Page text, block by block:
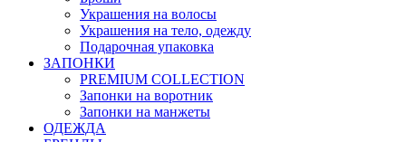
Украшения на волосы
Украшения на тело, одежду
Подарочная упаковка
ЗАПОНКИ
PREMIUM COLLECTION
Запонки на воротник
Запонки на манжеты
ОДЕЖДА